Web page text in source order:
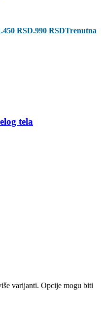
RSD.990 RSDTrenutna
tela
varijanti. Opcije mogu biti